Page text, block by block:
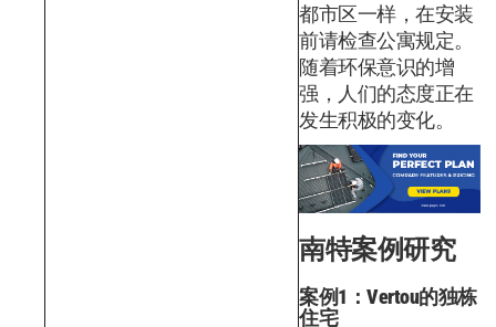
都市区一样，在安装
前请检查公寓规定。
随着环保意识的增
强，人们的态度正在
发生积极的变化。
南特案例研究
案例1：Vertou的独栋
住宅